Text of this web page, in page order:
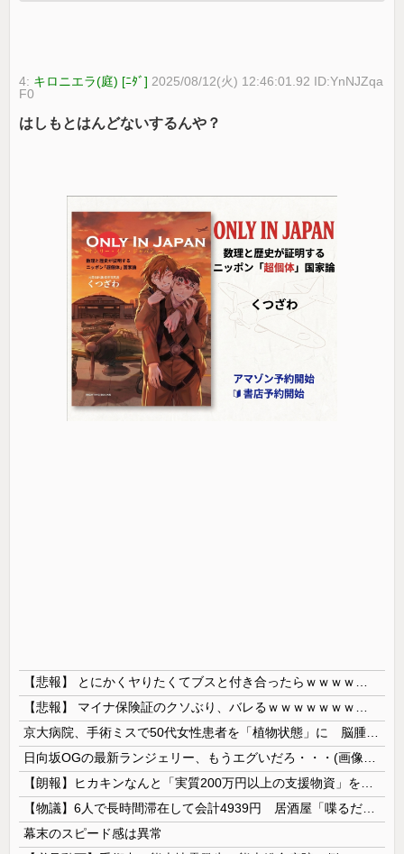
4: キロニエラ(庭) [ﾆﾀﾞ] 2025/08/12(火) 12:46:01.92 ID:YnNJZqa
F0
はしもとはんどないするんや？
幕末のスピード感は異常